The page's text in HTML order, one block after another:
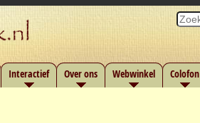
Interactief Over ons Webwinkel Colofon